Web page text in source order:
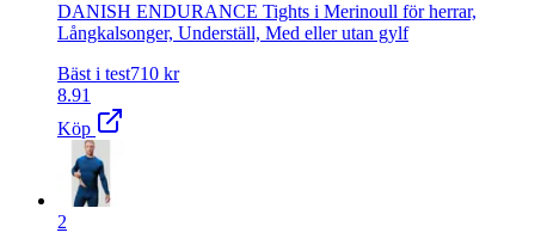
DANISH ENDURANCE Tights i Merinoull för herrar,
Långkalsonger, Underställ, Med eller utan gylf
Bäst i test710 kr
8.91
Köp
2